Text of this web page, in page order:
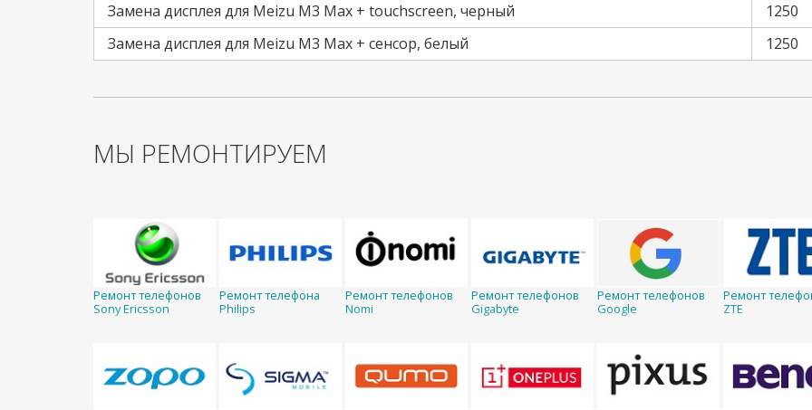
Замена дисплея для Meizu M3 Max + touchscreen, черный
1250
Замена дисплея для Meizu M3 Max + сенсор, белый
1250
МЫ РЕМОНТИРУЕМ
Ремонт телефонов
Sony Ericsson
Ремонт телефона
Philips
Ремонт телефонов
Nomi
Ремонт телефонов
Gigabyte
Ремонт телефонов
Google
Ремонт
ZTE